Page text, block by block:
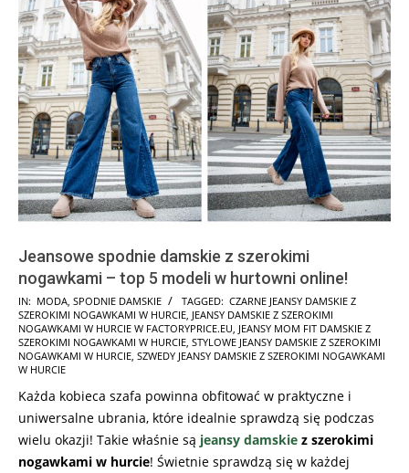
Jeansowe spodnie damskie z szerokimi
nogawkami – top 5 modeli w hurtowni online!
2021-
12-
14
IN: MODA SPODNIE DAMSKIE TAGGED: CZARNE JEANSY DAMSKIE Z
SZEROKIMI NOGAWKAMI W HURCIE JEANSY DAMSKIE Z SZEROKIMI
NOGAWKAMI W HURCIE W FACTORYPRICE.EU JEANSY MOM FIT DAMSKIE Z
SZEROKIMI NOGAWKAMI W HURCIE STYLOWE JEANSY DAMSKIE Z SZEROKIMI
NOGAWKAMI W HURCIE SZWEDY JEANSY DAMSKIE Z SZEROKIMI NOGAWKAMI
W HURCIE
Każda kobieca szafa powinna obfitować w praktyczne i
uniwersalne ubrania, które idealnie sprawdzą się podczas
wielu okazji! Takie właśnie są jeansy damskie z szerokimi
nogawkami w hurcie! Świetnie sprawdzą się w każdej